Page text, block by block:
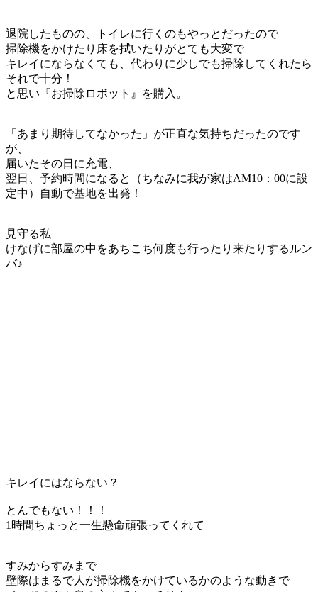
退院したものの、トイレに行くのもやっとだったので
掃除機をかけたり床を拭いたりがとても大変で
キレイにならなくても、代わりに少しでも掃除してくれたら
それで十分！
と思い『お掃除ロボット』を購入。
「あまり期待してなかった」が正直な気持ちだったのです
が、
届いたその日に充電、
翌日、予約時間になると（ちなみに我が家はAM10：00に設
定中）自動で基地を出発！
見守る私
けなげに部屋の中をあちこち何度も行ったり来たりするルン
バ♪
キレイにはならない？
とんでもない！！！
1時間ちょっと一生懸命頑張ってくれて
すみからすみまで
壁際はまるで人が掃除機をかけているかのような動きで